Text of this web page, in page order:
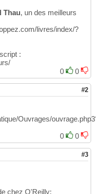
Thau, un des meilleurs
livres/index/?
:
0
0
#2
Ouvrages/
0
0
#3
chez O'Reilly: